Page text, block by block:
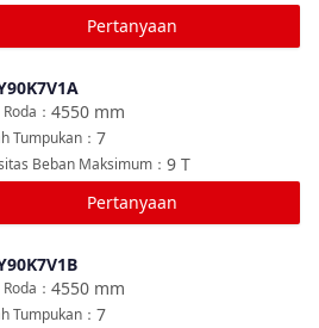
Pertanyaan
4550 mm
：
7
Tumpukan ：
9 T
Beban Maksimum ：
Pertanyaan
4550 mm
：
7
Tumpukan ：